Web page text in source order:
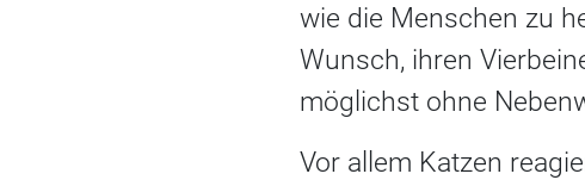
wie die Menschen zu
Wunsch, ihren
möglichst ohne
Vor allem Katzen